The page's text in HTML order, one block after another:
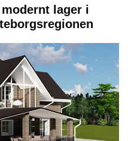
lager i